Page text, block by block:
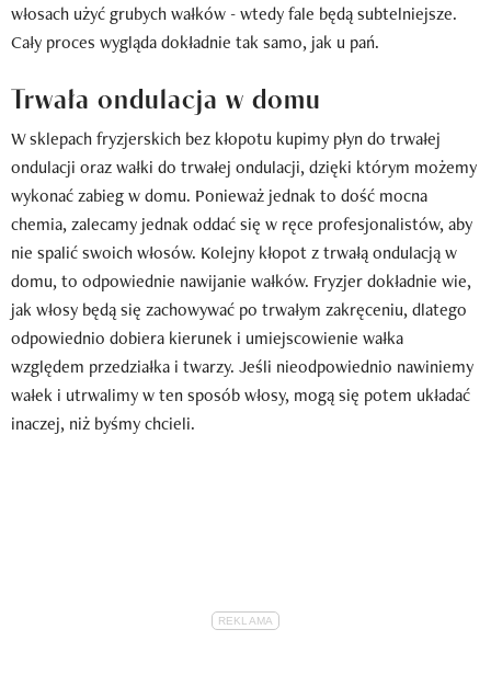
włosach użyć grubych wałków - wtedy fale będą subtelniejsze.
Cały proces wygląda dokładnie tak samo, jak u pań.
Trwała ondulacja w domu
W sklepach fryzjerskich bez kłopotu kupimy płyn do trwałej
ondulacji oraz wałki do trwałej ondulacji, dzięki którym możemy
wykonać zabieg w domu. Ponieważ jednak to dość mocna
chemia, zalecamy jednak oddać się w ręce profesjonalistów, aby
nie spalić swoich włosów. Kolejny kłopot z trwałą ondulacją w
domu, to odpowiednie nawijanie wałków. Fryzjer dokładnie wie,
jak włosy będą się zachowywać po trwałym zakręceniu, dlatego
odpowiednio dobiera kierunek i umiejscowienie wałka
względem przedziałka i twarzy. Jeśli nieodpowiednio nawiniemy
wałek i utrwalimy w ten sposób włosy, mogą się potem układać
inaczej, niż byśmy chcieli.